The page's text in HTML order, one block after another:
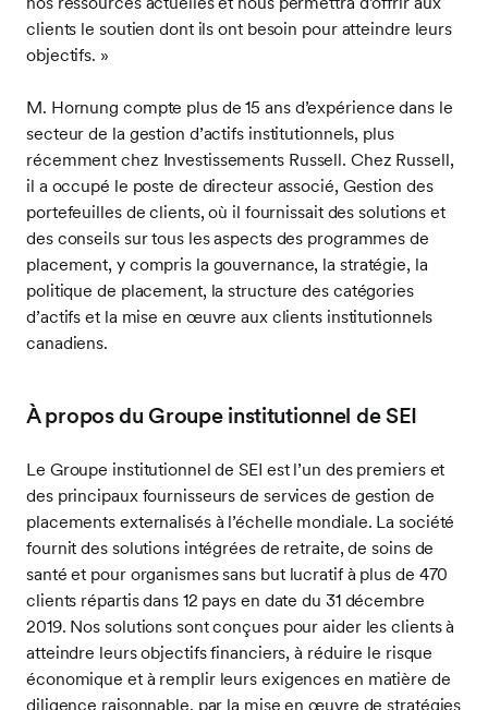
clients le soutien dont ils ont besoin pour atteindre leurs
objectifs. »
M. Hornung compte plus de 15 ans d’expérience dans le
secteur de la gestion d’actifs institutionnels, plus
récemment chez Investissements Russell. Chez Russell,
il a occupé le poste de directeur associé, Gestion des
portefeuilles de clients, où il fournissait des solutions et
des conseils sur tous les aspects des programmes de
placement, y compris la gouvernance, la stratégie, la
politique de placement, la structure des catégories
d’actifs et la mise en œuvre aux clients institutionnels
canadiens.
À propos du Groupe institutionnel de SEI
Le Groupe institutionnel de SEI est l’un des premiers et
des principaux fournisseurs de services de gestion de
placements externalisés à l’échelle mondiale. La société
fournit des solutions intégrées de retraite, de soins de
santé et pour organismes sans but lucratif à plus de 470
clients répartis dans 12 pays en date du 31 décembre
2019. Nos solutions sont conçues pour aider les clients à
atteindre leurs objectifs financiers, à réduire le risque
économique et à remplir leurs exigences en matière de
diligence raisonnable, par la mise en œuvre de stratégies